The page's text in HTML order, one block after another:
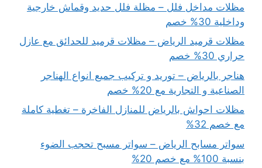
مظلات مداخل فلل – مظلة فلل حديد وقماش خارجية
وداخلية 30% خصم
مظلات قرميد الرياض – مظلات قرميد للحدائق مع عازل
حراري 30% خصم
هناجر بالرياض – توريد و تركيب جميع انواع الهناجر
الصناعية و التجارية مع 20% خصم
مظلات احواش بالرياض للمنازل الفاخرة – تغطية كاملة
مع خصم 32%
سواتر مسابح الرياض – سواتر مسبح تحجب الضوء
بنسبة 100% مع خصم 20%